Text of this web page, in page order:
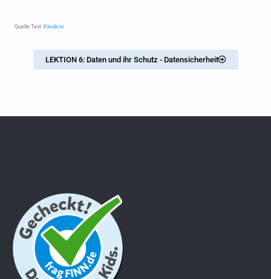
Quelle Text: Klexikon
LEKTION 6: Daten und ihr Schutz - Datensicherheit